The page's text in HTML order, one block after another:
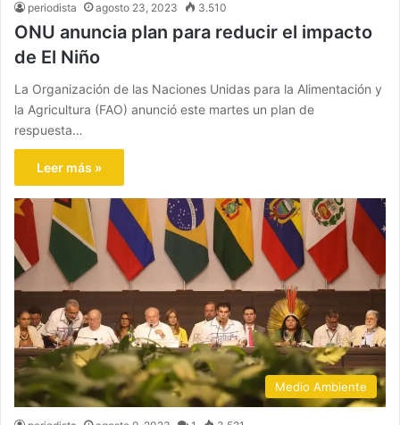
periodista agosto 23, 2023 3.510
ONU anuncia plan para reducir el impacto
de El Niño
La Organización de las Naciones Unidas para la Alimentación y
la Agricultura (FAO) anunció este martes un plan de
respuesta…
Leer más »
Medio Ambiente